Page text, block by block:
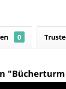
0
"Bücherturm